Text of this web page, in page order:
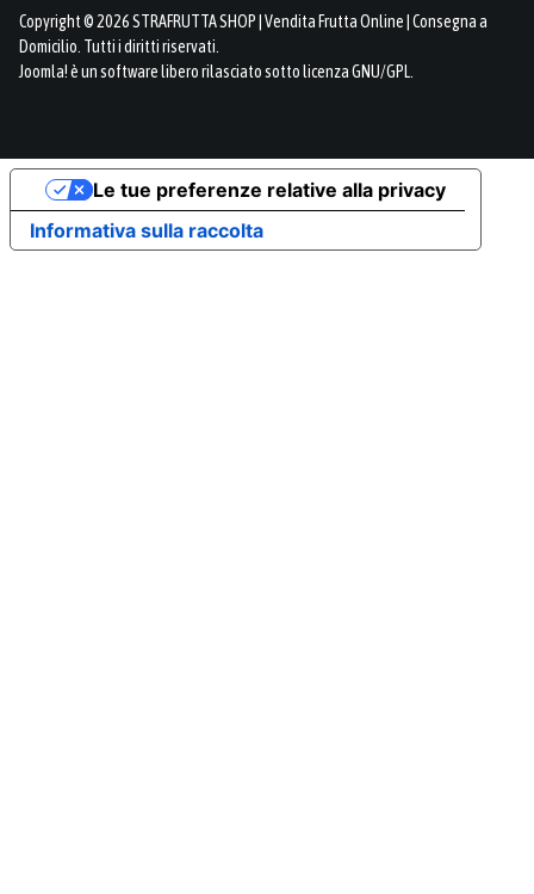
Copyright © 2026 STRAFRUTTA SHOP | Vendita Frutta Online | Consegna a
Domicilio. Tutti i diritti riservati.
Joomla!è un software libero rilasciato sottolicenza GNU/GPL.
Informativa sulla raccolta
Le tue preferenze relative alla privacy